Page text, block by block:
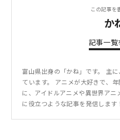
この記事を
か
記事一覧
富山県出身の「かね」です。 主
ています。 アニメが大好きで、
に、アイドルアニメや異世界ア
に役立つような記事を発信します